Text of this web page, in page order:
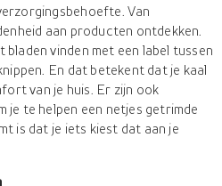
Van
aan producten ontdekken.
vinden met een label tussen
En dat betekent dat je kaal
van je huis. Er zijn ook
te helpen een netjes getrimde
is dat je iets kiest dat aan je